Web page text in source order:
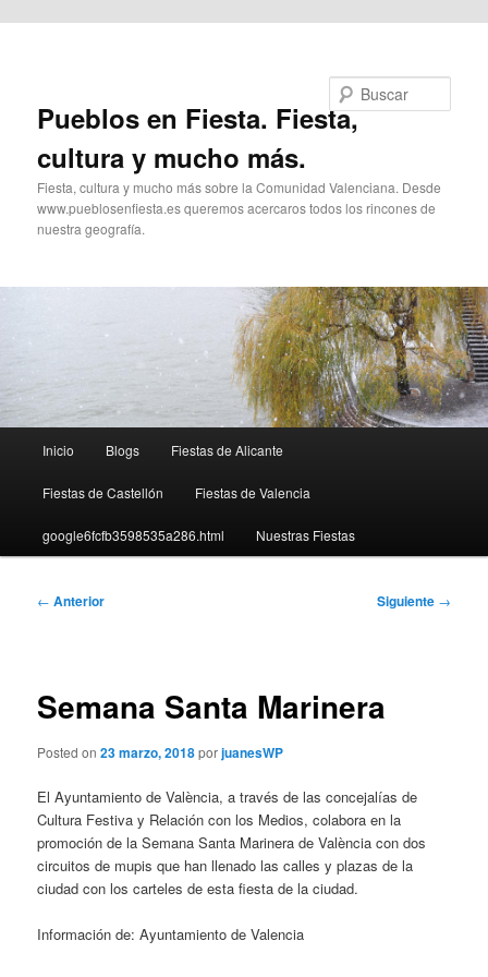
Pueblos en Fiesta. Fiesta,
cultura y mucho más.
Fiesta, cultura y mucho más sobre la Comunidad Valenciana. Desde
www.pueblosenfiesta.es queremos acercaros todos los rincones de
nuestra geografía.
principal
Inicio Blogs Fiestas de Alicante
Fiestas de Castellón Fiestas de Valencia
google6fcfb3598535a286.html Nuestras Fiestas
Navegación
← Anterior Siguiente →
Semana Santa Marinera
Posted on23 marzo, 2018porjuanesWP
El Ayuntamiento de València, a través de las concejalías de
Cultura Festiva y Relación con los Medios, colabora en la
promoción de la Semana Santa Marinera de València con dos
circuitos de mupis que han llenado las calles y plazas de la
ciudad con los carteles de esta fiesta de la ciudad.
Información de: Ayuntamiento de Valencia